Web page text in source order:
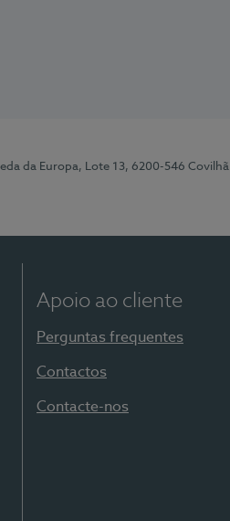
da Europa, Lote 13, 6200-546 Covilhã
Apoio ao cliente
Perguntas frequentes
Contactos
Contacte-nos